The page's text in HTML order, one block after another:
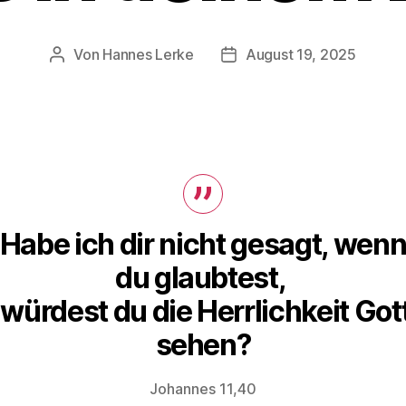
Beitragsautor
Von Hannes Lerke Beitragsdatum
August 19, 2025
Habe ich dir nicht gesagt, wenn
du glaubtest,
du die Herrlichkeit
sehen?
Johannes 11,40